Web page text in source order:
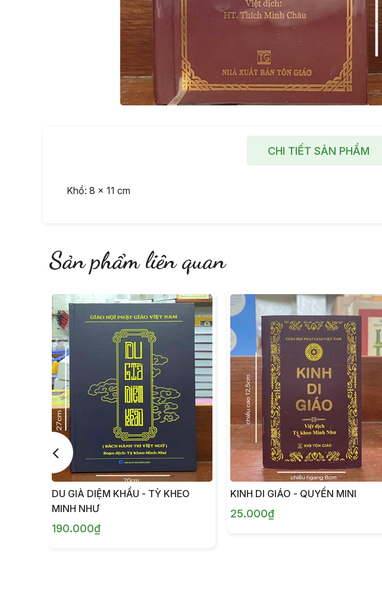
CHI TIẾT SẢN PHẨM
Khổ: 8 x 11 cm
Sản phẩm liên quan
DU GIÀ DIỆM KHẨU - TỲ KHEO
MINH NHƯ
190.000₫
KINH DI GIÁO - QUYỂN MINI
25.000₫